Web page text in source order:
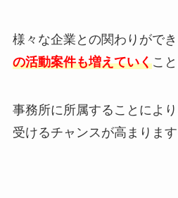
様々な企業との関わりができ
の活動案件も増えていくこ
事務所に所属することによ
受けるチャンスが高まります